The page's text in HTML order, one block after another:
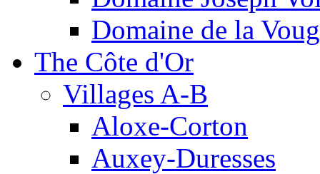
Domaine de la
The Côte d'Or
Villages A-B
Aloxe-Corton
Auxey-Duresses